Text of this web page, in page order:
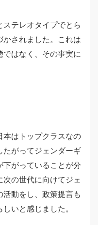
テレオタイプでとら
かされました。これは
はなく、その事実に
本はトップクラスなの
たがってジェンダーギ
下がっていることが分
の世代に向けてジェ
動をし、政策提言も
いと感じました。